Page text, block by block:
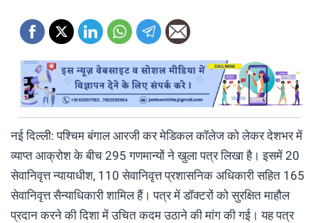
नई दिल्ली: पश्चिम बंगाल आरजी कर मेडिकल कॉलेज को लेकर देशभर में
व्याप्त आक्रोश के बीच 295 गणमान्यों ने खुला पत्र लिखा है। इसमें 20
सेवानिवृत्त न्यायाधीश, 110 सेवानिवृत्त प्रशासनिक अधिकारी सहित 165
सेवानिवृत्त सैन्याधिकारी शामिल हैं। पत्र में डॉक्टरों को सुरक्षित माहौल
प्रदान करने की दिशा में उचित कदम उठाने की मांग की गई। यह पत्र